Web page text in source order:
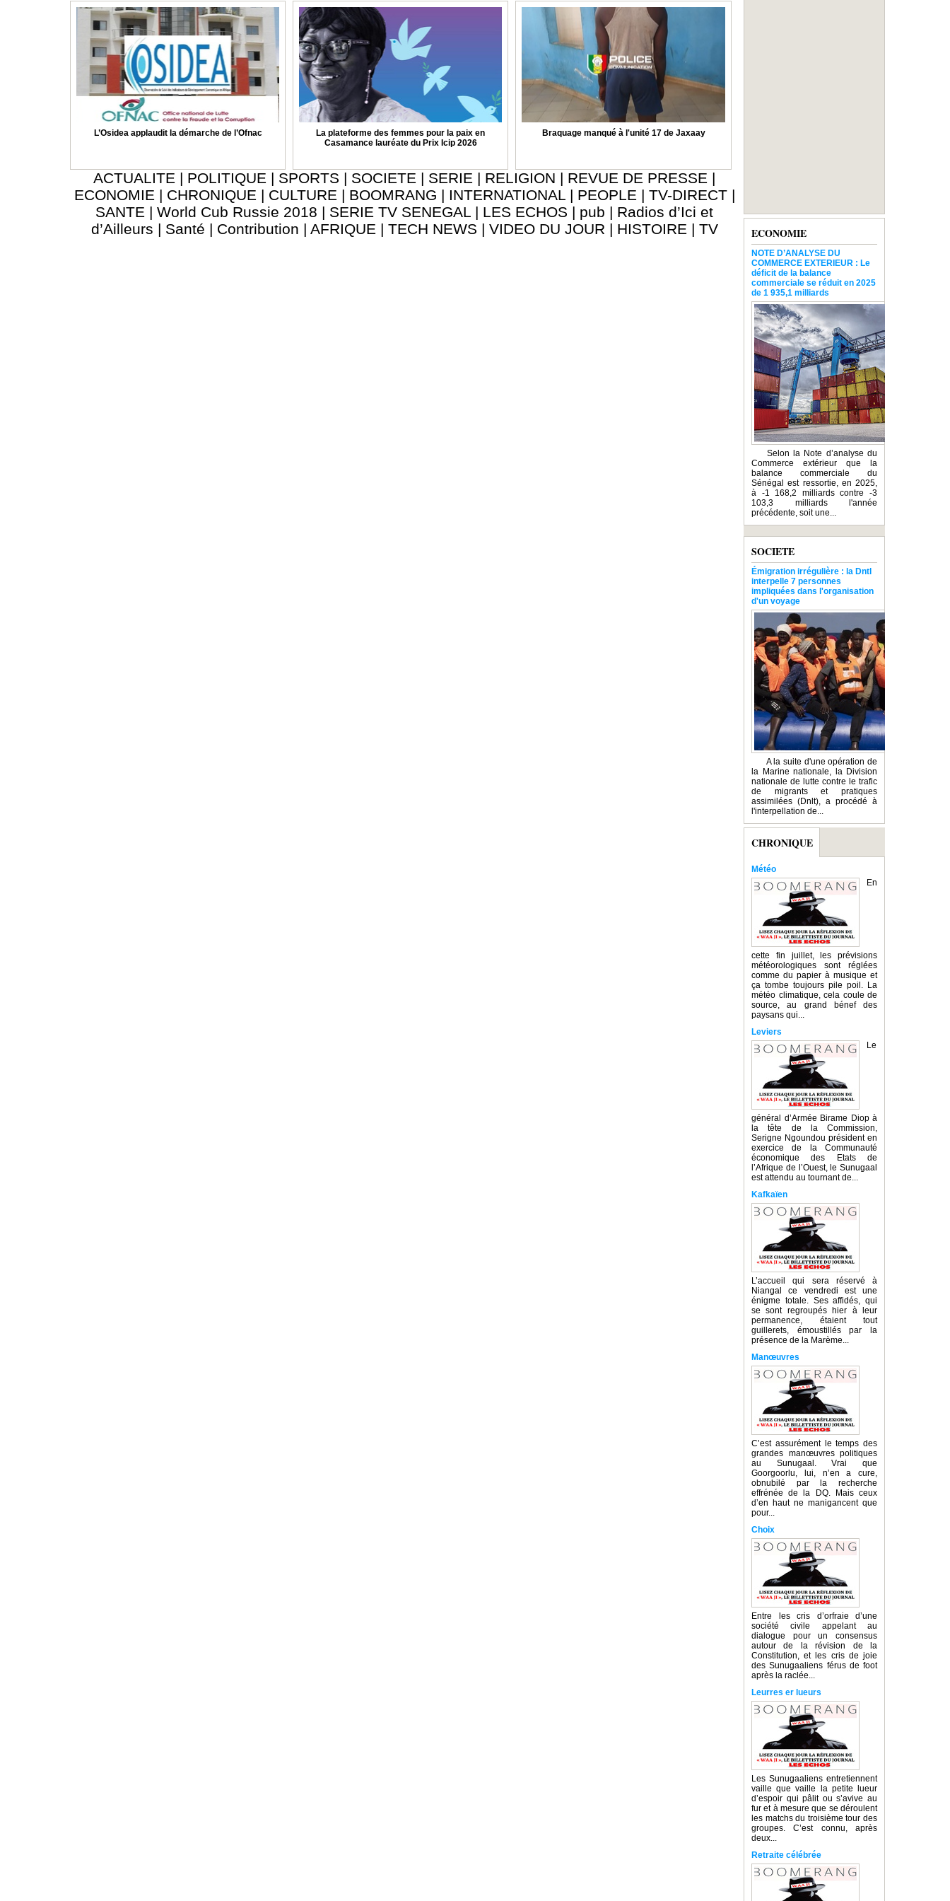
L’Osidea applaudit la démarche de l’Ofnac
La plateforme des femmes pour la paix en
Casamance lauréate du Prix Icip 2026
Braquage manqué à l'unité 17 de Jaxaay
ACTUALITE | POLITIQUE | SPORTS | SOCIETE | SERIE | RELIGION | REVUE DE PRESSE |
ECONOMIE | CHRONIQUE | CULTURE | BOOMRANG | INTERNATIONAL | PEOPLE | TV-DIRECT |
SANTE | World Cub Russie 2018 | SERIE TV SENEGAL | LES ECHOS | pub | Radios d’Ici et
d’Ailleurs | Santé | Contribution | AFRIQUE | TECH NEWS | VIDEO DU JOUR | HISTOIRE | TV ECONOMIE
NOTE D’ANALYSE DU
COMMERCE EXTERIEUR : Le
déficit de la balance
commerciale se réduit en 2025
de 1 935,1 milliards
Selon la Note d’analyse du
Commerce extérieur que la
balance commerciale du
Sénégal est ressortie, en 2025,
à -1 168,2 milliards contre -3
103,3 milliards l'année
précédente, soit une...
SOCIETE
Émigration irrégulière : la Dntl
interpelle 7 personnes
impliquées dans l'organisation
d'un voyage
A la suite d'une opération de
la Marine nationale, la Division
nationale de lutte contre le trafic
de migrants et pratiques
assimilées (Dnlt), a procédé à
l'interpellation de...
CHRONIQUE
Météo
En
cette fin juillet, les prévisions
météorologiques sont réglées
comme du papier à musique et
ça tombe toujours pile poil. La
météo climatique, cela coule de
source, au grand bénef des
paysans qui...
Leviers
Le
général d’Armée Birame Diop à
la tête de la Commission,
Serigne Ngoundou président en
exercice de la Communauté
économique des Etats de
l’Afrique de l’Ouest, le Sunugaal
est attendu au tournant de...
Kafkaïen
L’accueil qui sera réservé à
Niangal ce vendredi est une
énigme totale. Ses affidés, qui
se sont regroupés hier à leur
permanence, étaient tout
guillerets, émoustillés par la
présence de la Marème...
Manœuvres
C’est assurément le temps des
grandes manœuvres politiques
au Sunugaal. Vrai que
Goorgoorlu, lui, n’en a cure,
obnubilé par la recherche
effrénée de la DQ. Mais ceux
d’en haut ne manigancent que
pour...
Choix
Entre les cris d’orfraie d’une
société civile appelant au
dialogue pour un consensus
autour de la révision de la
Constitution, et les cris de joie
des Sunugaaliens férus de foot
après la raclée...
Leurres er lueurs
Les Sunugaaliens entretiennent
vaille que vaille la petite lueur
d’espoir qui pâlit ou s’avive au
fur et à mesure que se déroulent
les matchs du troisième tour des
groupes. C’est connu, après
deux...
Retraite célébrée